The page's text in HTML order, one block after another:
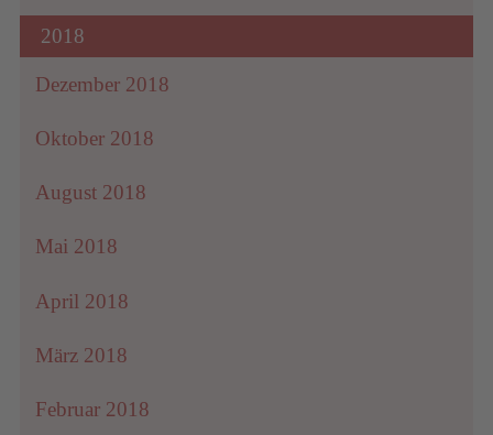
2018
Dezember 2018
Oktober 2018
August 2018
Mai 2018
April 2018
März 2018
Februar 2018